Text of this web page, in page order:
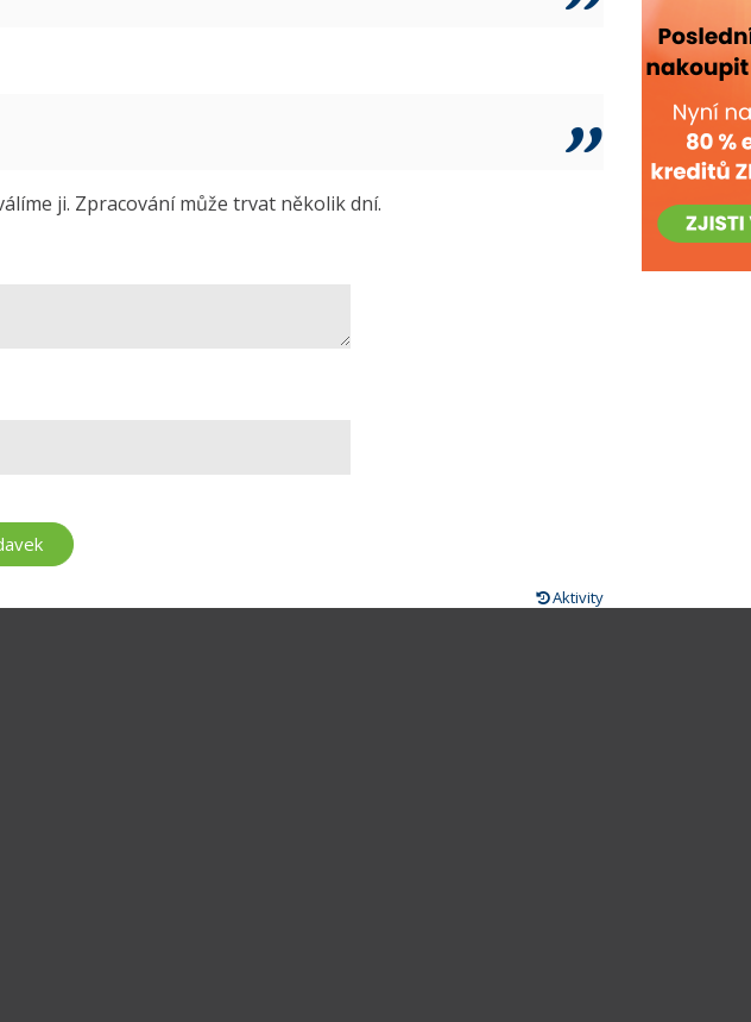
ji. Zpracování může trvat několik dní.
Aktivity